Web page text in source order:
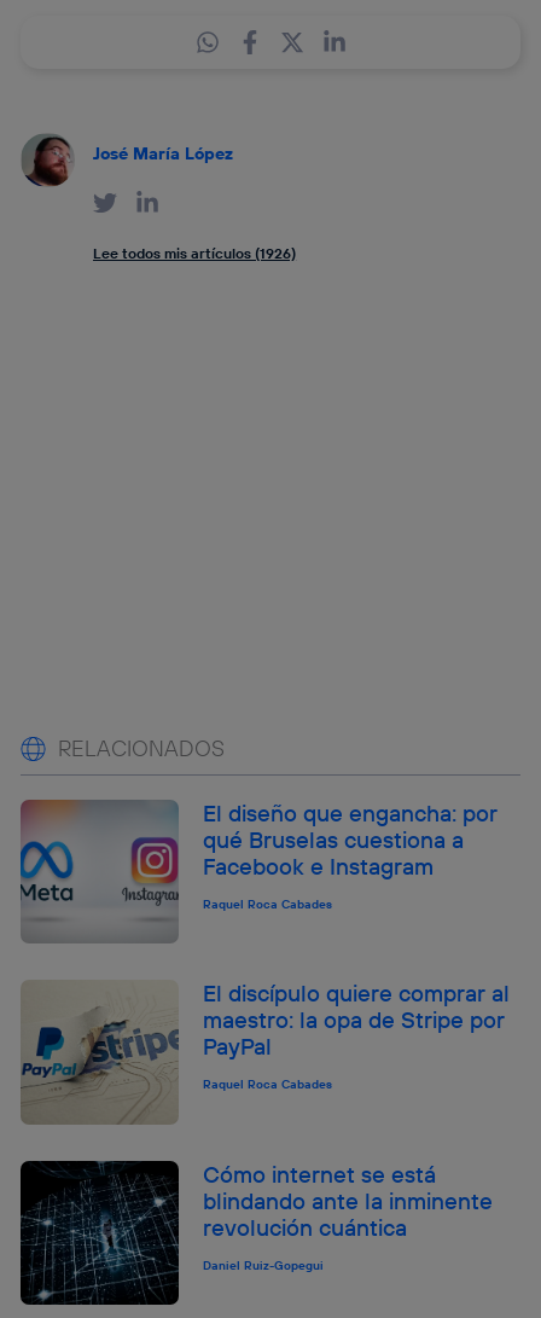
José María López
Lee todos mis artículos (1926)
RELACIONADOS
El diseño que engancha: por
qué Bruselas cuestiona a
Facebook e Instagram
Raquel Roca Cabades
El discípulo quiere comprar al
maestro: la opa de Stripe por
PayPal
Raquel Roca Cabades
Cómo internet se está
blindando ante la inminente
revolución cuántica
Daniel Ruiz-Gopegui